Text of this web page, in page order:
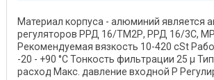
Материал корпуса - алюминий является
регуляторов РРД 16/ТМ2Р, РРД 16/3С,
Рекомендуемая вязкость 10-420 cSt
-20 - +90 °C Тонкость фильтрации 25 µ Тип
расход Макс. давление входной Р